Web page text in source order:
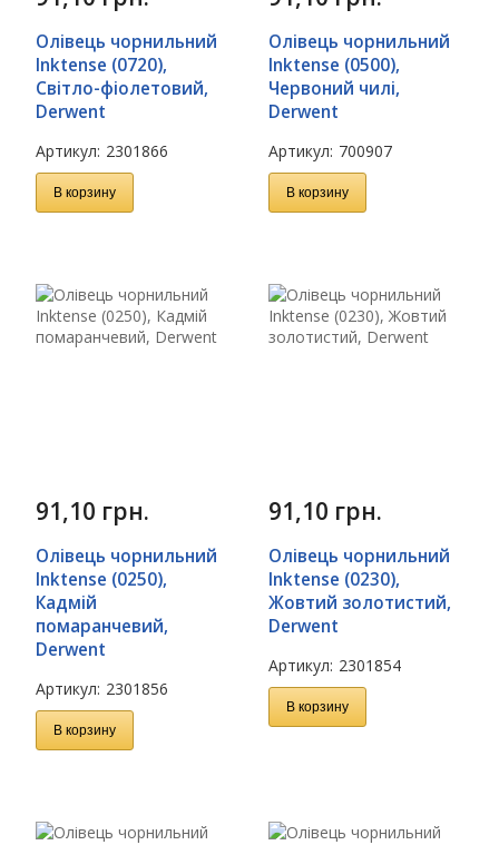
Олівець чорнильний
Inktense (0720),
Світло-фіолетовий,
Derwent
Артикул: 2301866
В корзину
Олівець чорнильний
Inktense (0500),
Червоний чилі,
Derwent
Артикул: 700907
В корзину
91,10 грн.
Олівець чорнильний
Inktense (0250),
Кадмій
помаранчевий,
Derwent
Артикул: 2301856
В корзину
91,10 грн.
Олівець чорнильний
Inktense (0230),
Жовтий золотистий,
Derwent
Артикул: 2301854
В корзину